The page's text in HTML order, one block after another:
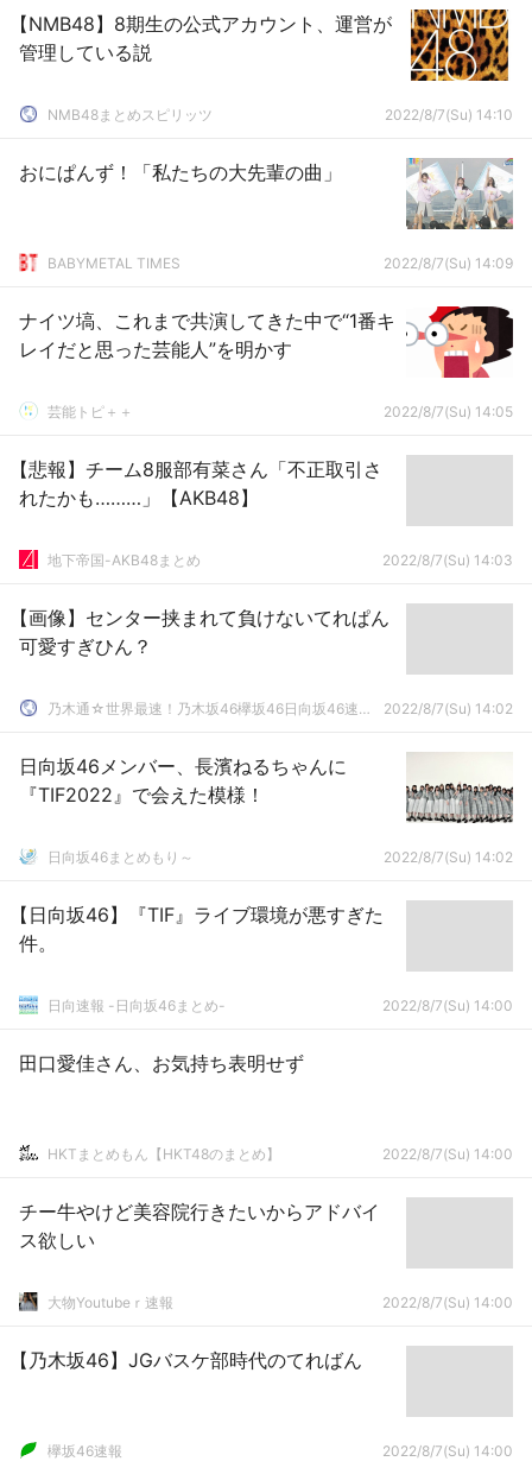
【NMB48】8期生の公式アカウント、運営が
管理している説
NMB48まとめスピリッツ 2022/8/7(Su) 14:10
おにぱんず！「私たちの大先輩の曲」
BABYMETAL TIMES 2022/8/7(Su) 14:09
ナイツ塙、これまで共演してきた中で“1番キ
レイだと思った芸能人”を明かす
芸能トピ＋＋ 2022/8/7(Su) 14:05
【悲報】チーム8服部有菜さん「不正取引さ
れたかも………」【AKB48】
地下帝国-AKB48まとめ 2022/8/7(Su) 14:03
【画像】センター挟まれて負けないてれぱん
可愛すぎひん？
乃木通☆世界最速！乃木坂46欅坂46日向坂46速報まとめ 2022/8/7(Su) 14:02
日向坂46メンバー、長濱ねるちゃんに
『TIF2022』で会えた模様！
日向坂46まとめもり～ 2022/8/7(Su) 14:02
【日向坂46】『TIF』ライブ環境が悪すぎた
件。
日向速報 -日向坂46まとめ- 2022/8/7(Su) 14:00
田口愛佳さん、お気持ち表明せず
HKTまとめもん【HKT48のまとめ】 2022/8/7(Su) 14:00
チー牛やけど美容院行きたいからアドバイ
ス欲しい
大物Youtubeｒ速報 2022/8/7(Su) 14:00
【乃木坂46】JGバスケ部時代のてればん
欅坂46速報 2022/8/7(Su) 14:00